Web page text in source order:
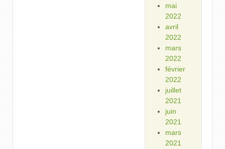
mai
2022
avril
2022
mars
2022
février
2022
juillet
2021
juin
2021
mars
2021